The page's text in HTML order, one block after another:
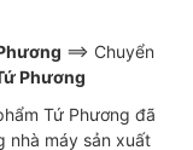
==> Chuyển
Phương
Tứ Phương đã
nhà máy sản xuất